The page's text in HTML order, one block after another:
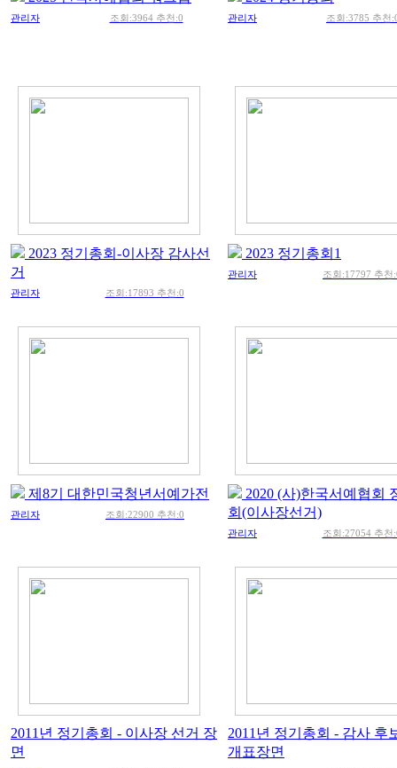
관리자 조회:3964 추천:0 관리자 조회:3785 추천
2023 정기총회-이사장 감사선
거
관리자 조회:17893 추천:0
2023 정기총회1
관리자 조회:17797 추천
제8기 대한민국청년서예가전
관리자 조회:22900 추천:0
2020 (사)한국서예협회
회(이사장선거)
관리자 조회:27054 추천
2011년 정기총회 - 이사장 선거 장
면
2011년 정기총회 - 감사 후
개표장면